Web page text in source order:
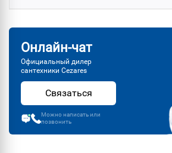
Онлайн-чат
Официальный дилер
сантехники Cezares
Связаться
Можно написать или
позвонить